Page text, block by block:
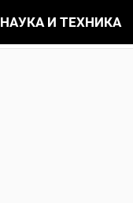
НАУКА И ТЕХНИКА